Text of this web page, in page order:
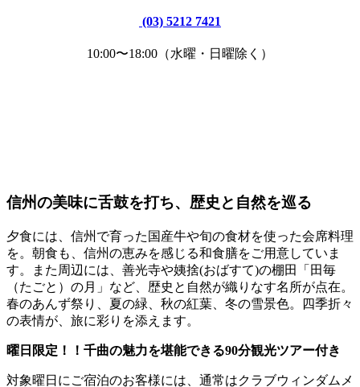
(03) 5212 7421
10:00〜18:00（水曜・日曜除く）
信州の美味に舌鼓を打ち、歴史と自然を巡る
夕食には、信州で育った国産牛や旬の食材を使った会席料理
を。朝食も、信州の恵みを感じる和食膳をご用意していま
す。また周辺には、善光寺や姨捨(おばすて)の棚田「田毎
（たごと）の月」など、歴史と自然が織りなす名所が点在。
春のあんず祭り、夏の緑、秋の紅葉、冬の雪景色。四季折々
の表情が、旅に彩りを添えます。
曜日限定！！ 千曲の魅力を堪能できる90分観光ツアー付き
対象曜日にご宿泊のお客様には、通常はクラブウィンダムメ